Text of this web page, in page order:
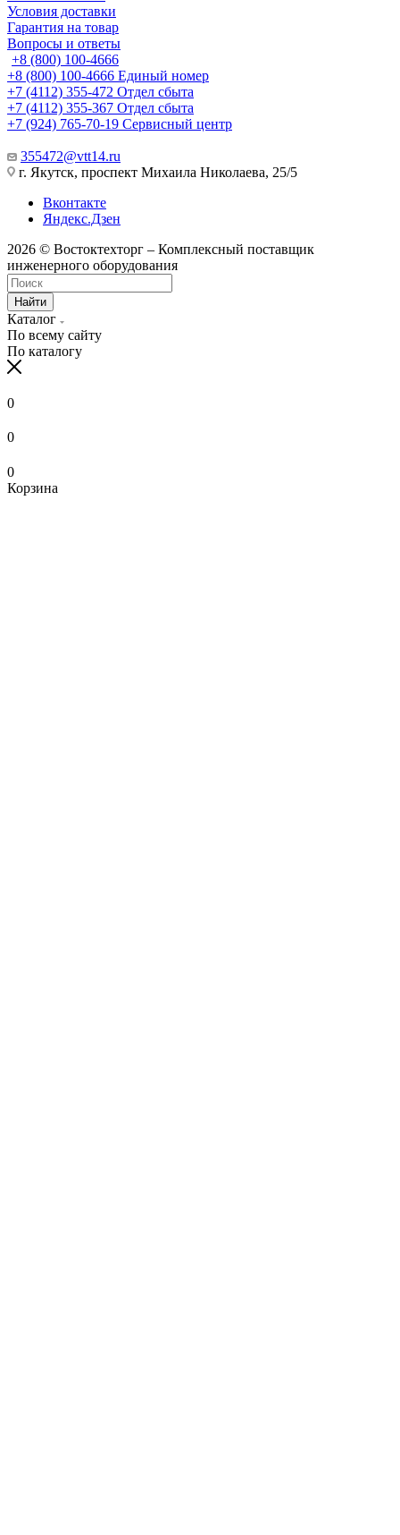
Условия доставки
Гарантия на товар
Вопросы и ответы
+8 (800) 100-4666
+8 (800) 100-4666 Единый номер
+7 (4112) 355-472 Отдел сбыта
+7 (4112) 355-367 Отдел сбыта
+7 (924) 765-70-19 Сервисный центр
355472@vtt14.ru
г. Якутск, проспект Михаила Николаева, 25/5
Вконтакте
Яндекс.Дзен
2026 © Востоктехторг – Комплексный поставщик
инженерного оборудования
Найти
Каталог
По всему сайту
По каталогу
0
0
0
Корзина